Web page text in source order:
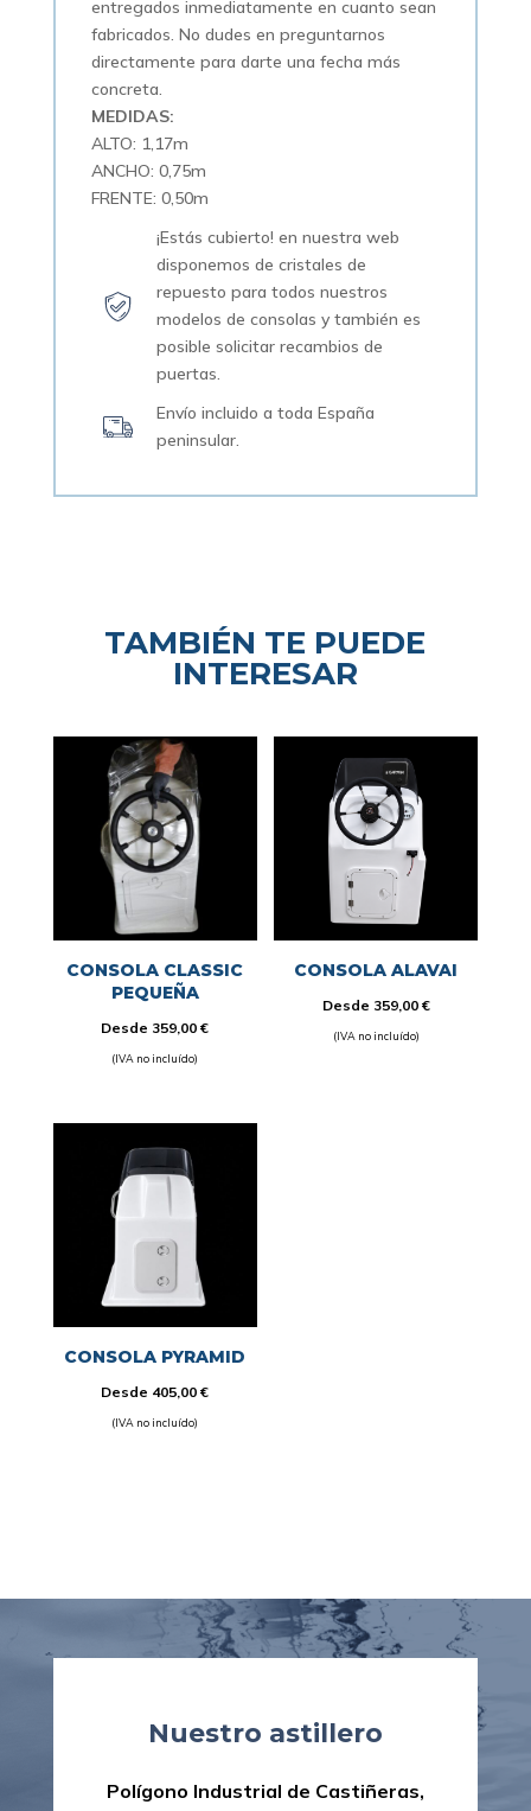
entregados inmediatamente en cuanto sean
fabricados. No dudes en preguntarnos
directamente para darte una fecha más
concreta.
MEDIDAS:
ALTO: 1,17m
ANCHO: 0,75m
FRENTE: 0,50m
¡Estás cubierto! en nuestra web
disponemos de cristales de
repuesto para todos nuestros
modelos de consolas y también es
posible solicitar recambios de
puertas.
Envío incluido a toda España
peninsular.
TAMBIÉN TE PUEDE
INTERESAR
CONSOLA CLASSIC
PEQUEÑA
Desde 359,00€
(IVA no incluído)
CONSOLA ALAVAI
Desde 359,00 €
(IVA no incluído)
CONSOLA PYRAMID
Desde 405,00€
(IVA no incluído)
Nuestro astillero
Polígono Industrial de Castiñeras,